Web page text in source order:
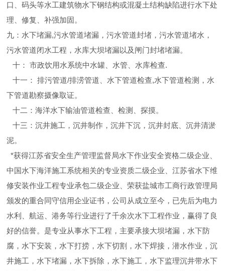
口、码头等水工建筑物水下钢结构或混凝土结构缺陷进行水下处
理、修复、补强加固。
九：水下堵漏,污水管道堵漏，污水管道封堵，污水管道堵水，
污水管道闭水工程，水库大坝堵漏以及闸门封堵堵漏。
十： 市政饮用水系统中水罐、水管、水库检查.
十一： 排污管道/排涝管道、水下管道检查,水下管道检测，水
下管道勘察摄像取证。
十二：海洋水下输油管道检查、检测、探摸。
十三：沉井施工，沉井制作，沉井下沉，沉井封底、沉井清淤
泥。
*获得江苏省安全生产管理监督局水下作业安全资格二级企业、
中国水下海洋施工系统相关的专业资质二级企业、江苏省水下维
修安装作业工程专业承包二级企业、荣获盐城市工商行政管理局
颁发的重合同守信用企业证书，公司从成立至今，已先后为电力
水利、航运、港务等行业进行了千余次水下工程作业，赢得了良
好的信誉。是专业从事水下工程，主要承接大坝堵漏，水下防
腐，水下安装，水下打捞，水下切割，水下焊接，潜水作业，沉
井施工，水下堵漏，水下拆除，水下施工，水下监理沉井带水下